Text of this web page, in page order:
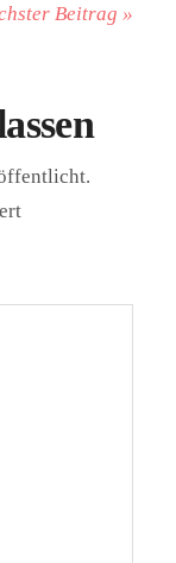
Beitrag »